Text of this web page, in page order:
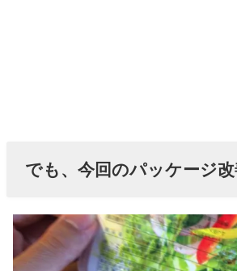
でも、今回のパッケージ改